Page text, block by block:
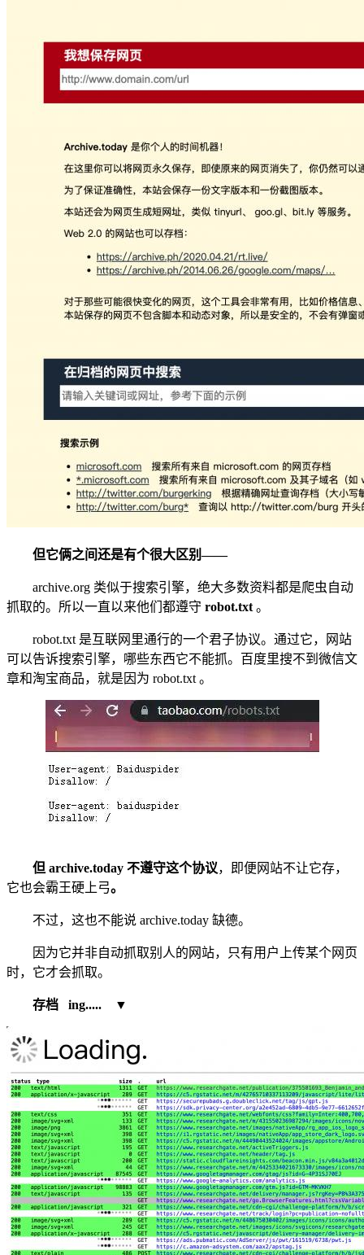
但它俩之间还是有个很大区别——
archive.org 类似于搜索引擎，绝大多数资料都是爬虫自动
抓取的。所以一直以来他们都遵守 robot.txt 。
robot.txt 是互联网里通行的一个君子协议。通过它，网站
可以告诉搜索引擎，哪些东西它不能抓。百度里搜不到微信文
章和淘宝商品，就是因为 robot.txt 。
但 archive.today 不遵守这个协议，即便网站不让它存，
它也会霸王硬上弓。
不过，这也不能说 archive.today 缺德。
因为它并非自动抓取别人的网站，只有用户上传某个网页
时，它才会抓取。
存档 ing..... ▼